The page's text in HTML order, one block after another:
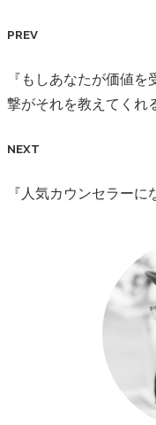
PREV
『もしあなたが価値
撃がそれを教えてくれ
NEXT
『人気カウンセラーに